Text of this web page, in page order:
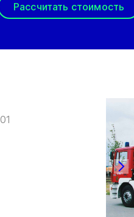
Рассчитать стоимость